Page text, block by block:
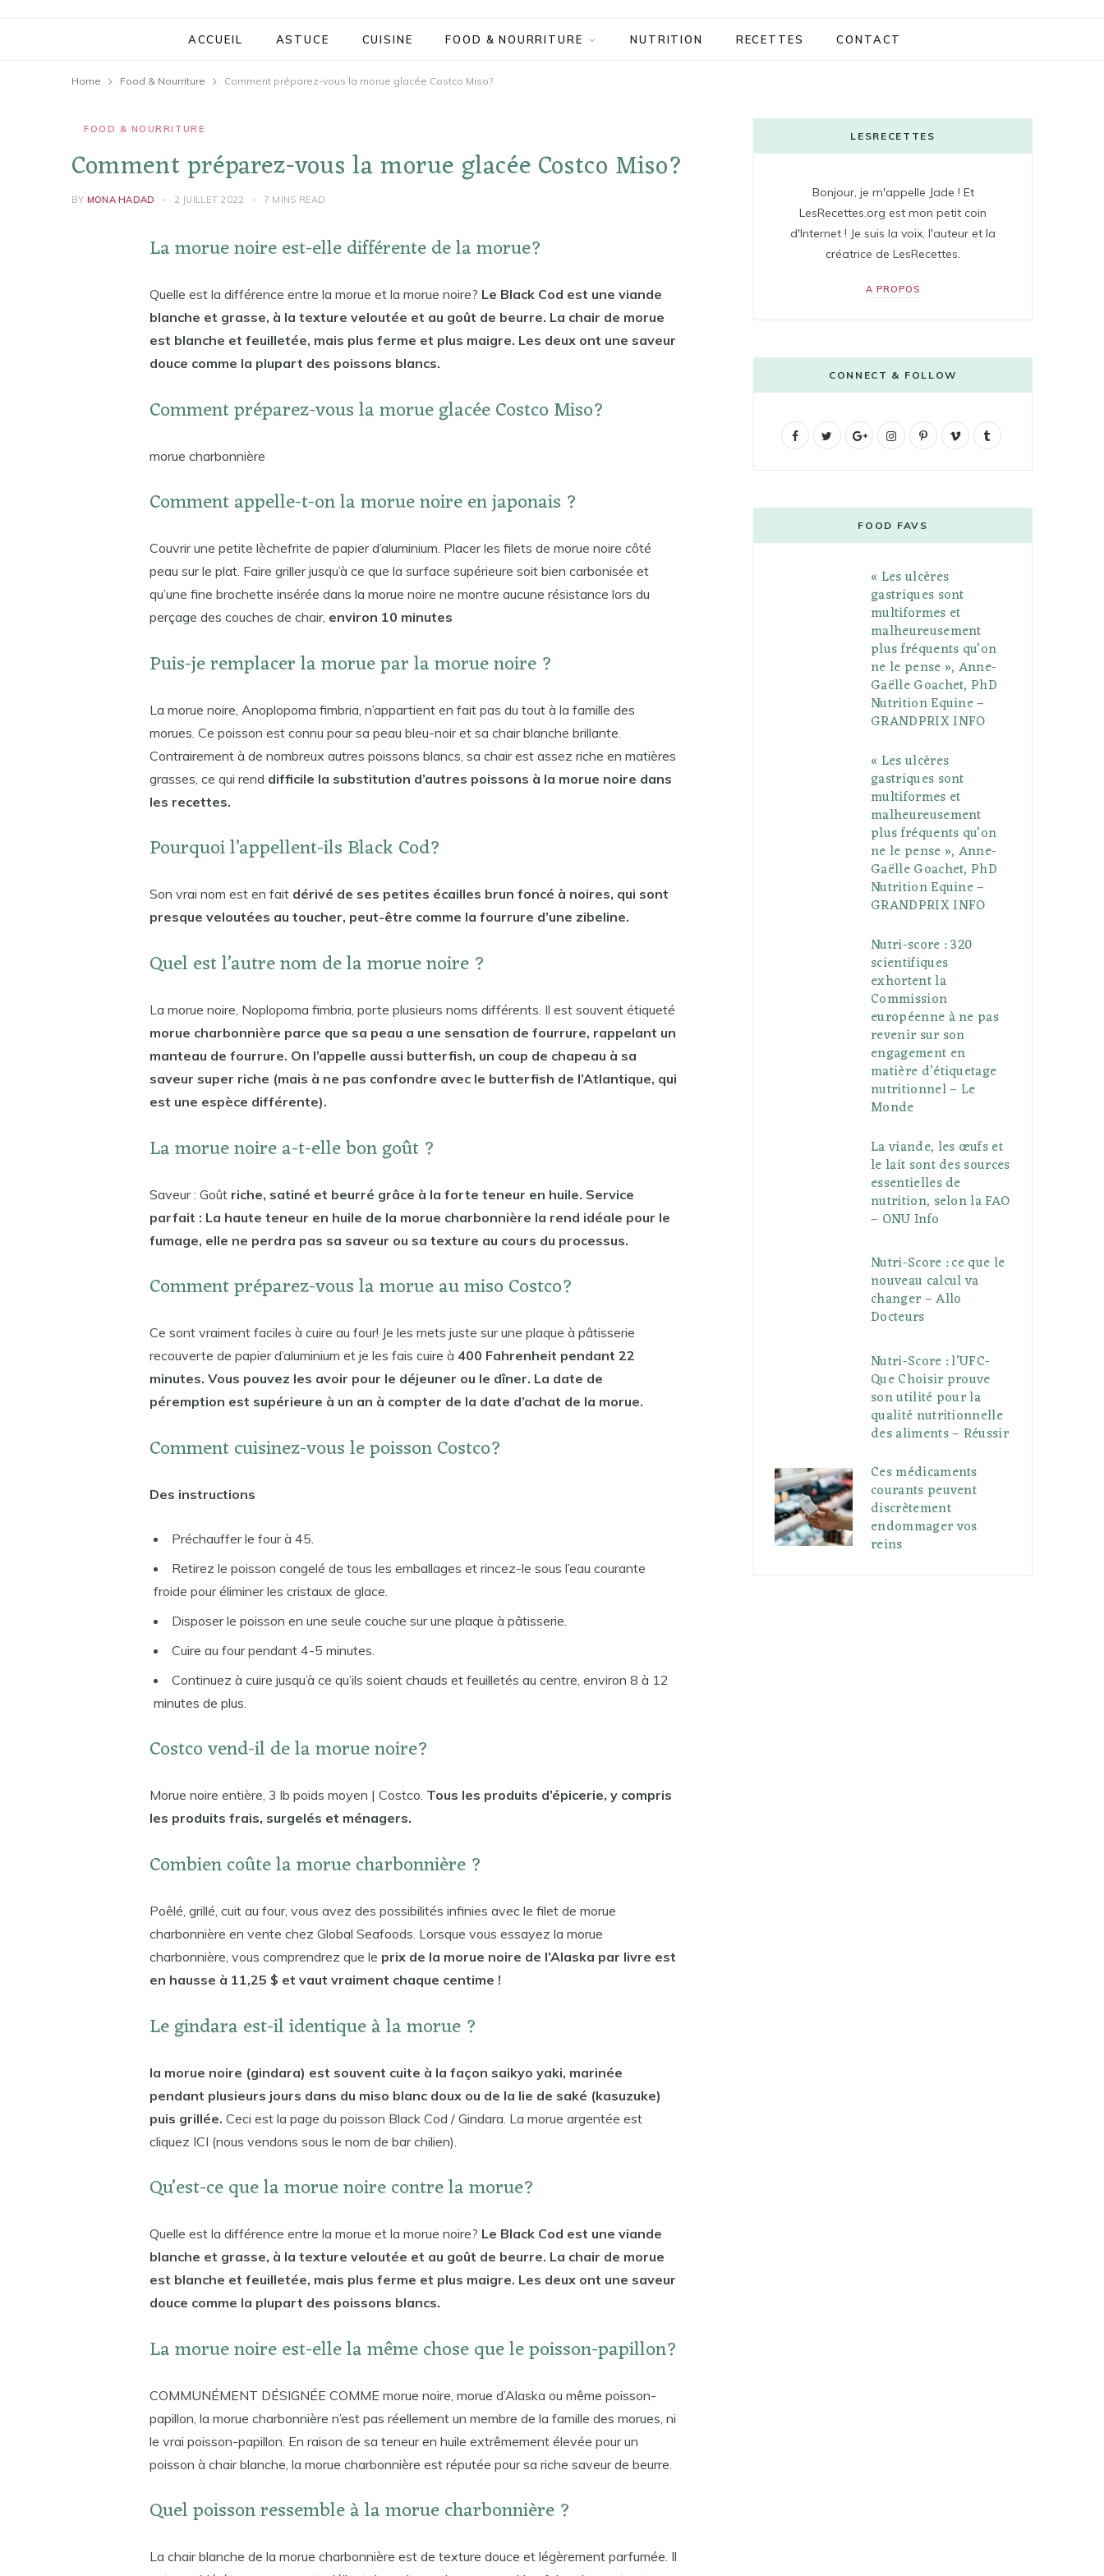
ACCUEIL ASTUCE CUISINE FOOD & NOURRITURE NUTRITION RECETTES CONTACT
Home Food & Nourriture Comment préparez-vous la morue glacée Costco Miso?
FOOD & NOURRITURE
Comment préparez-vous la morue glacée Costco Miso?
BY MONA HADAD 2 JUILLET 2022 7 MINS READ
La morue noire est-elle différente de la morue?
Quelle est la différence entre la morue et la morue noire? Le Black Cod est une viande
blanche et grasse, à la texture veloutée et au goût de beurre. La chair de morue
est blanche et feuilletée, mais plus ferme et plus maigre. Les deux ont une saveur
douce comme la plupart des poissons blancs.
Comment préparez-vous la morue glacée Costco Miso?
morue charbonnière
Comment appelle-t-on la morue noire en japonais ?
Couvrir une petite lèchefrite de papier d’aluminium. Placer les filets de morue noire côté
peau sur le plat. Faire griller jusqu’à ce que la surface supérieure soit bien carbonisée et
qu’une fine brochette insérée dans la morue noire ne montre aucune résistance lors du
perçage des couches de chair, environ 10 minutes
Puis-je remplacer la morue par la morue noire ?
La morue noire, Anoplopoma fimbria, n’appartient en fait pas du tout à la famille des
morues. Ce poisson est connu pour sa peau bleu-noir et sa chair blanche brillante.
Contrairement à de nombreux autres poissons blancs, sa chair est assez riche en matières
grasses, ce qui rend difficile la substitution d’autres poissons à la morue noire dans
les recettes.
Pourquoi l’appellent-ils Black Cod?
Son vrai nom est en fait dérivé de ses petites écailles brun foncé à noires, qui sont
presque veloutées au toucher, peut-être comme la fourrure d’une zibeline.
Quel est l’autre nom de la morue noire ?
La morue noire, Noplopoma fimbria, porte plusieurs noms différents. Il est souvent étiqueté
morue charbonnière parce que sa peau a une sensation de fourrure, rappelant un
manteau de fourrure. On l’appelle aussi butterfish, un coup de chapeau à sa
saveur super riche (mais à ne pas confondre avec le butterfish de l’Atlantique, qui
est une espèce différente).
La morue noire a-t-elle bon goût ?
Saveur : Goût riche, satiné et beurré grâce à la forte teneur en huile. Service
parfait : La haute teneur en huile de la morue charbonnière la rend idéale pour le
fumage, elle ne perdra pas sa saveur ou sa texture au cours du processus.
Comment préparez-vous la morue au miso Costco?
Ce sont vraiment faciles à cuire au four! Je les mets juste sur une plaque à pâtisserie
recouverte de papier d’aluminium et je les fais cuire à 400 Fahrenheit pendant 22
minutes. Vous pouvez les avoir pour le déjeuner ou le dîner. La date de
péremption est supérieure à un an à compter de la date d’achat de la morue.
Comment cuisinez-vous le poisson Costco?
Des instructions
Préchauffer le four à 45.
Retirez le poisson congelé de tous les emballages et rincez-le sous l’eau courante
froide pour éliminer les cristaux de glace.
Disposer le poisson en une seule couche sur une plaque à pâtisserie.
Cuire au four pendant 4-5 minutes.
Continuez à cuire jusqu’à ce qu’ils soient chauds et feuilletés au centre, environ 8 à 12
minutes de plus.
Costco vend-il de la morue noire?
Morue noire entière, 3 lb poids moyen | Costco. Tous les produits d’épicerie, y compris
les produits frais, surgelés et ménagers.
Combien coûte la morue charbonnière ?
Poêlé, grillé, cuit au four, vous avez des possibilités infinies avec le filet de morue
charbonnière en vente chez Global Seafoods. Lorsque vous essayez la morue
charbonnière, vous comprendrez que le prix de la morue noire de l’Alaska par livre est
en hausse à 11,25 $ et vaut vraiment chaque centime !
Le gindara est-il identique à la morue ?
la morue noire (gindara) est souvent cuite à la façon saikyo yaki, marinée
pendant plusieurs jours dans du miso blanc doux ou de la lie de saké (kasuzuke)
puis grillée. Ceci est la page du poisson Black Cod / Gindara. La morue argentée est
cliquez ICI (nous vendons sous le nom de bar chilien).
Qu’est-ce que la morue noire contre la morue?
Quelle est la différence entre la morue et la morue noire? Le Black Cod est une viande
blanche et grasse, à la texture veloutée et au goût de beurre. La chair de morue
est blanche et feuilletée, mais plus ferme et plus maigre. Les deux ont une saveur
douce comme la plupart des poissons blancs.
La morue noire est-elle la même chose que le poisson-papillon?
COMMUNÉMENT DÉSIGNÉE COMME morue noire, morue d’Alaska ou même poisson-
papillon, la morue charbonnière n’est pas réellement un membre de la famille des morues, ni
le vrai poisson-papillon. En raison de sa teneur en huile extrêmement élevée pour un
poisson à chair blanche, la morue charbonnière est réputée pour sa riche saveur de beurre.
Quel poisson ressemble à la morue charbonnière ?
La chair blanche de la morue charbonnière est de texture douce et légèrement parfumée. Il
LESRECETTES
Bonjour, je m'appelle Jade ! Et
LesRecettes.org est mon petit coin
d'Internet ! Je suis la voix, l'auteur et la
créatrice de LesRecettes.
A PROPOS
CONNECT & FOLLOW
F
b
t
G
g
l
e
P
u
s
I
t
a
g
r
a
P
e
r
e
s
V
o
l
FOOD FAVS
« Les ulcères
gastriques sont
multiformes et
malheureusement
plus fréquents qu’on
ne le pense », Anne-
Gaëlle Goachet, PhD
Nutrition Equine –
GRANDPRIX INFO
« Les ulcères
gastriques sont
multiformes et
malheureusement
plus fréquents qu’on
ne le pense », Anne-
Gaëlle Goachet, PhD
Nutrition Equine –
GRANDPRIX INFO
Nutri-score : 320
scientifiques
exhortent la
Commission
européenne à ne pas
revenir sur son
engagement en
matière d’étiquetage
nutritionnel – Le
Monde
La viande, les œufs et
le lait sont des sources
essentielles de
nutrition, selon la FAO
– ONU Info
Nutri-Score : ce que le
nouveau calcul va
changer – Allo
Docteurs
Nutri-Score : l’UFC-
Que Choisir prouve
son utilité pour la
qualité nutritionnelle
des aliments – Réussir
Ces médicaments
courants peuvent
discrètement
endommager vos
reins